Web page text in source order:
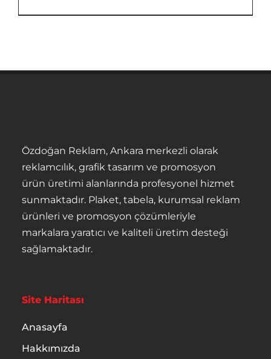
Özdoğan Reklam, Ankara merkezli olarak
reklamcılık, grafik tasarım ve promosyon
ürün üretimi alanlarında profesyonel hizmet
sunmaktadır. Plaket, tabela, kurumsal reklam
ürünleri ve promosyon çözümleriyle
markalara yaratıcı ve kaliteli üretim desteği
sağlamaktadır.
Site Haritası
Anasayfa
Hakkımızda
Hizmetler
İletişim